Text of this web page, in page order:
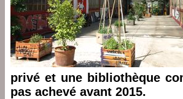
privé et une bibliothèque
pas achevé avant 2015.